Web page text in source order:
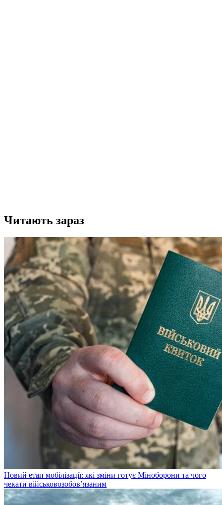
Читають зараз
Новий етап мобілізації: які зміни готує Міноборони та чого
чекати військовозобов’язаним